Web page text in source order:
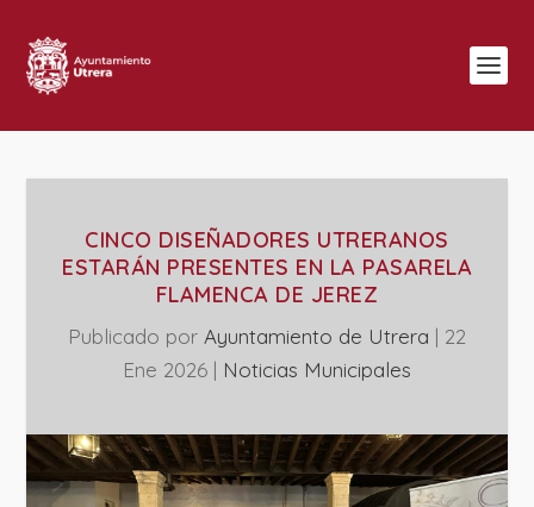
CINCO DISEÑADORES UTRERANOS
ESTARÁN PRESENTES EN LA PASARELA
FLAMENCA DE JEREZ
Publicado por Ayuntamiento de Utrera | 22
Ene 2026 | ‎Noticias Municipales